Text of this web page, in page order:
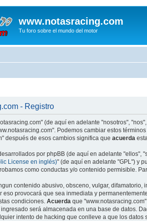
www.notasracing.com
Tu foro sobre el mundo del motor
- Registro
(de aquí en adelante "nosotros",
Podemos cambiar estos
después de esos cambios significa que acuerda
por phpBB (de aquí en adelante "ellos",
License en inglés)" (de aquí en adelante "GPL") y
como conductas y/o contenido permisible.
contenido abusivo, obsceno, vulgar,
eso provocará que sea inmediata y
condiciones. Acuerda que
será almacenada en una base de datos.
intento de hacking que conlleve a que los datos